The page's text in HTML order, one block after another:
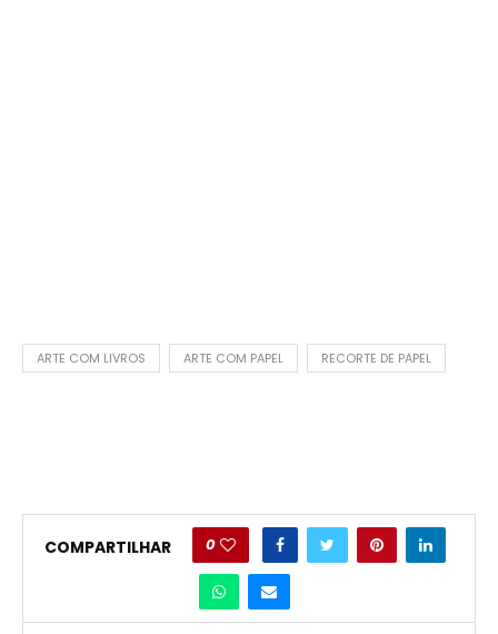
ARTE COM LIVROS ARTE COM PAPEL RECORTE DE PAPEL
COMPARTILHAR 0